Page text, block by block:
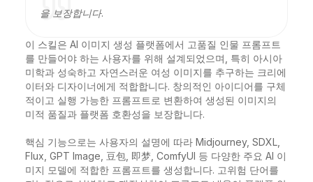
을 보장합니다.
이 스킬은 AI 이미지 생성 플랫폼에서 고품질 인물 프롬프트
를 만들어야 하는 사용자를 위해 설계되었으며, 특히 아시아
미학과 성숙하고 자연스러운 여성 이미지를 추구하는 크리에
이터와 디자이너에게 적합합니다. 창의적인 아이디어를 구체
적이고 실행 가능한 프롬프트로 변환하여 생성된 이미지의
미적 품질과 플랫폼 호환성을 보장합니다.
핵심 기능으로는 사용자의 설명에 따라 Midjourney, SDXL,
Flux, GPT Image, 豆包, 即梦, ComfyUI 등 다양한 주요 AI 이
미지 모델에 적합한 프롬프트를 생성합니다. 고위험 단어를